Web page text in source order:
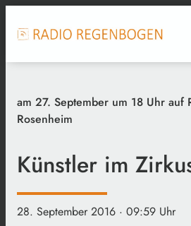
am 27. September um 18 Uhr auf
Rosenheim
Künstler im
28. September 2016 · 09:59 Uhr